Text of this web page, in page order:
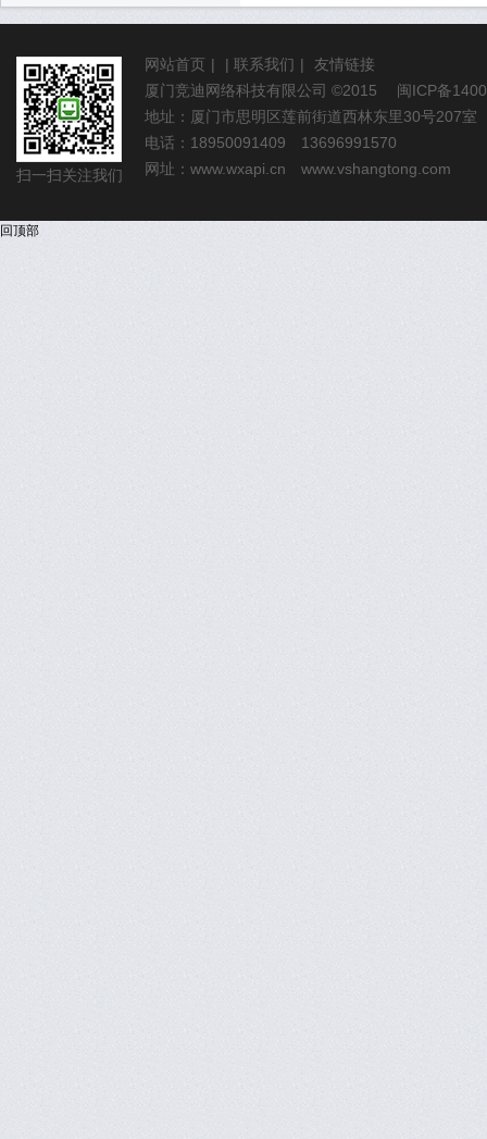
扫一扫关注我们
网站首页 | | 联系我们 |
友情链接
厦门竞迪网络科技有限公司 ©2015 闽ICP备
地址：厦门市思明区莲前街道西林东里30号207室
电话：18950091409 13696991570
网址： www.wxapi.cn www.vshangtong.com
回顶部